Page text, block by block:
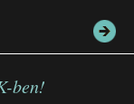
ben!